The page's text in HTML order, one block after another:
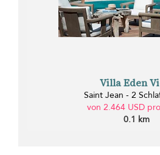
Villa Eden
Saint Jean - 2
von 2.464 USD
0.1 km